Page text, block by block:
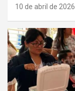
10 de abril de 2026